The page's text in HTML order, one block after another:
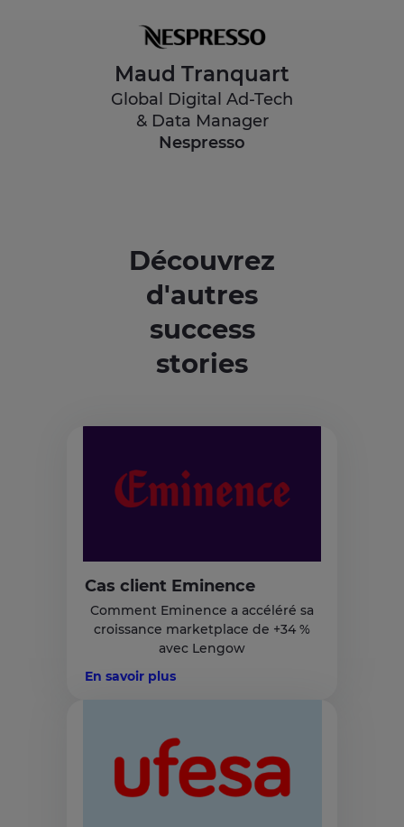
Maud Tranquart
Global Digital Ad-Tech
& Data Manager
Nespresso
Découvrez
d'autres
success
stories
Cas client Eminence
Comment Eminence a accéléré sa
croissance marketplace de +34 %
avec Lengow
En savoir plus